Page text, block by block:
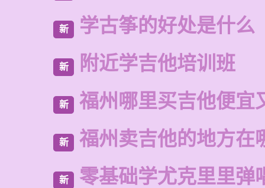
新 学古筝的好处是什么
新 附近学吉他培训班
新 福州哪里买吉他便宜
新 福州卖吉他的地方在
新 零基础学尤克里里弹